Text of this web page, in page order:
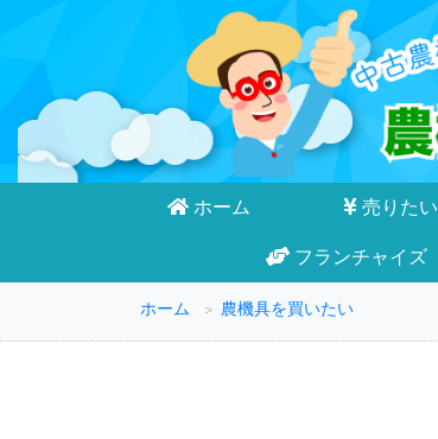
ホーム 売りたい
フランチャイズ
ホーム 農機具を買いたい